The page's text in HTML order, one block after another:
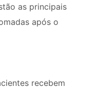
as principais
após o
recebem